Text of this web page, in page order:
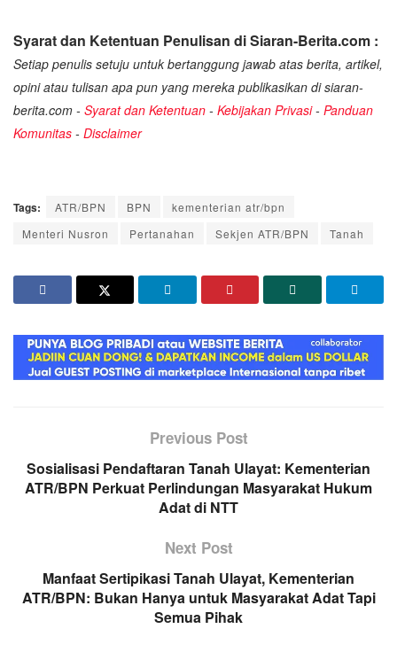
Syarat dan Ketentuan Penulisan di Siaran-Berita.com :
Setiap penulis setuju untuk bertanggung jawab atas berita, artikel,
opini atau tulisan apa pun yang mereka publikasikan di siaran-
berita.com - Syarat dan Ketentuan - Kebijakan Privasi- Panduan
Komunitas - Disclaimer
Tags: ATR/BPN BPN
kementerian atr/bpn
Menteri Nusron
Pertanahan Sekjen ATR/BPN Tanah
Previous Post
Sosialisasi Pendaftaran Tanah Ulayat: Kementerian
ATR/BPN Perkuat Perlindungan Masyarakat Hukum
Adat di NTT
Next Post
Manfaat Sertipikasi Tanah Ulayat, Kementerian
ATR/BPN: Bukan Hanya untuk Masyarakat Adat Tapi
Semua Pihak